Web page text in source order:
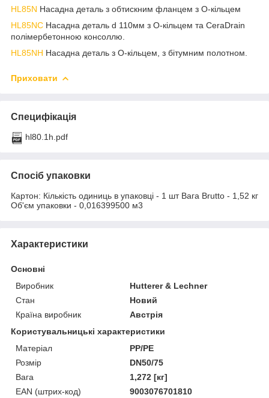
HL85N Насадна деталь з обтискним фланцем з О-кільцем
HL85NC Насадна деталь d 110мм з О-кільцем та CeraDrain
полімербетонною консоллю.
HL85NH Насадна деталь з О-кільцем, з бітумним полотном.
Приховати
Специфікація
hl80.1h.pdf
Спосіб упаковки
Картон: Кількість одиниць в упаковці - 1 шт Вага Brutto - 1,52 кг
Об'єм упаковки - 0,016399500 м3
Характеристики
Основні
Виробник
Hutterer & Lechner
Стан
Новий
Країна виробник
Австрія
Користувальницькі характеристики
Матеріал
PP/PE
Розмір
DN50/75
Вага
1,272 [кг]
EAN (штрих-код)
9003076701810